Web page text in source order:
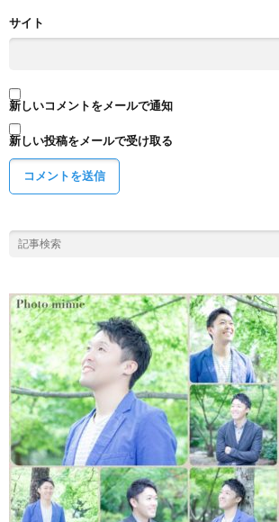
サイト
新しいコメントをメールで通知
新しい投稿をメールで受け取る